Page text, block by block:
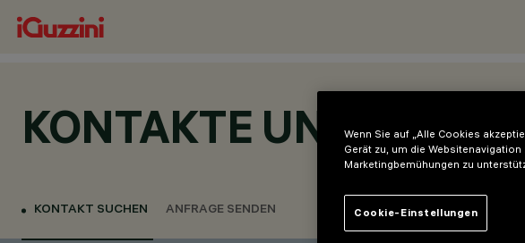
KONTAKTE UND
KONTAKT SUCHEN ANFRAGE SENDEN
Wenn Sie auf „Alle Cookies
Gerät zu, um die
Marketingbemühungen zu
Cookie-Einstellungen